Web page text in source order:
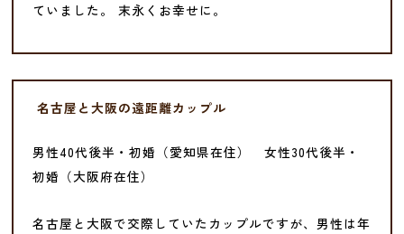
ていました。 末永くお幸せに。
名古屋と大阪の遠距離カップル
男性40代後半・初婚（愛知県在住） 女性30代後半・
初婚（大阪府在住）
名古屋と大阪で交際していたカップルですが、男性は年